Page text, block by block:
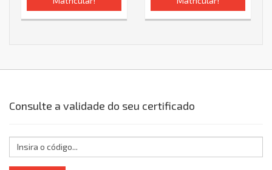
Consulte a validade do seu certificado